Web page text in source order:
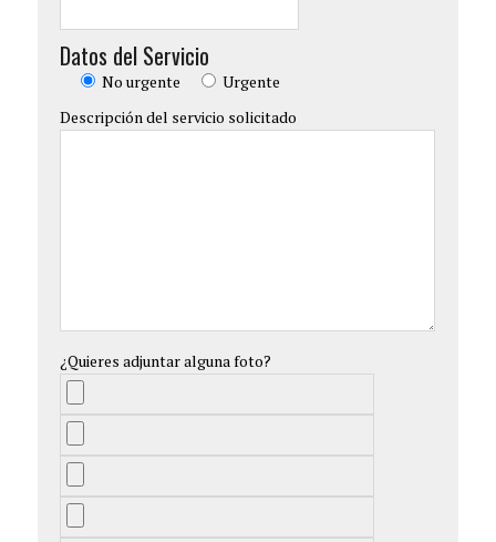
Datos del Servicio
No urgente
Urgente
Descripción del servicio solicitado
¿Quieres adjuntar alguna foto?